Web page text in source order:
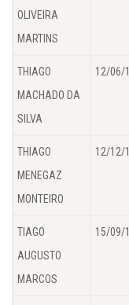
OLIVEIRA
MARTINS
THIAGO
MACHADO DA
SILVA
12/06/
THIAGO
MENEGAZ
MONTEIRO
12/12/
TIAGO
AUGUSTO
MARCOS
15/09/